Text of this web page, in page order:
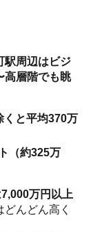
駅周辺はビジ
高層階でも眺
と平均370万
（約325万
万円以上
んどん高く